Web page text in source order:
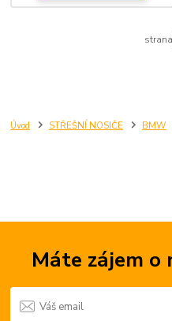
Úvod STŘEŠNÍ NOSIČE BMW
strana
Máte zájem o